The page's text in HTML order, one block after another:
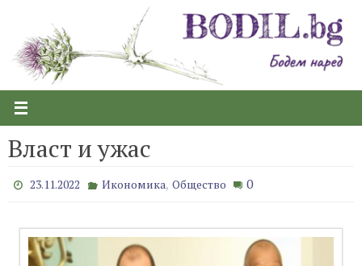
content
Власт и ужас
23.11.2022 Икономика, Общество 0